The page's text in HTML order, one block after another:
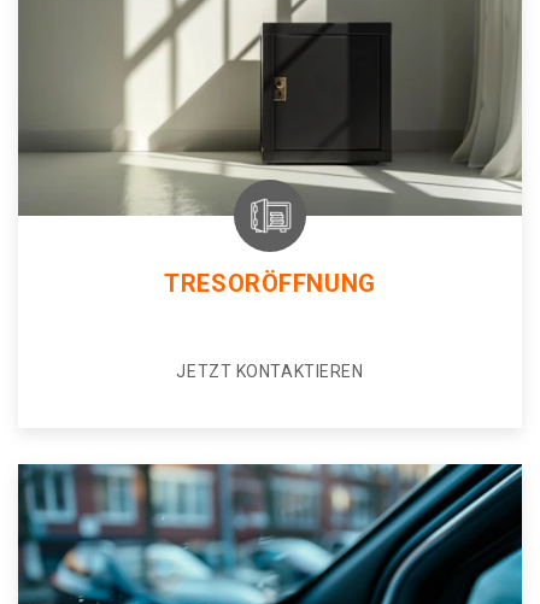
TRESORÖFFNUNG
JETZT KONTAKTIEREN